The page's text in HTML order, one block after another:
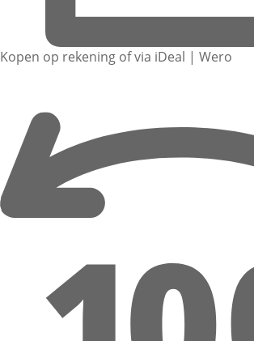
Kopen op rekening of via iDeal | Wero